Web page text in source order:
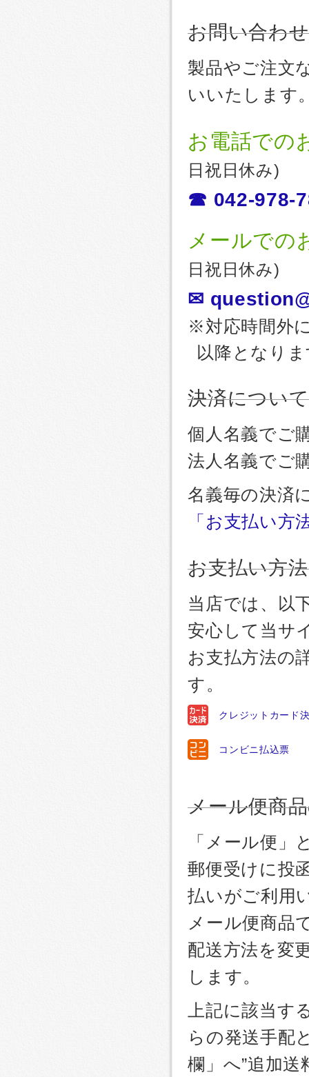
お問い合わせ
製品やご注文
いいたします
お電話での
日祝日休み)
☎ 042-978-
メールでの
日祝日休み)
✉
※対応時間外
以降となり
決済について
個人名義でご
法人名義でご
名義毎の決済
「お支払い方
お支払い方
当店では、以
安心して当サ
お支払方法の
す。
クレジットカード
コンビニ払込票
メール便商
「メール便」
郵便受けに投
払いがご利用
メール便商品
配送方法を変
します。
上記に該当
らの発送手配
欄」へ”追加